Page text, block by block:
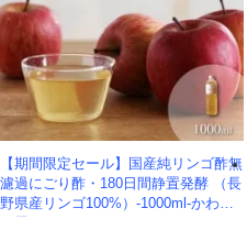
【期間限定セール】国産純リンゴ酢無
濾過にごり酢・180日間静置発酵 （長
野県産リンゴ100%）-1000ml-かわし